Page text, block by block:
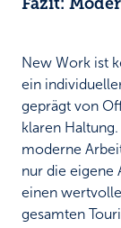
New Work ist
ein
geprägt von
klaren
moderne
nur die eigene
einen
gesamten